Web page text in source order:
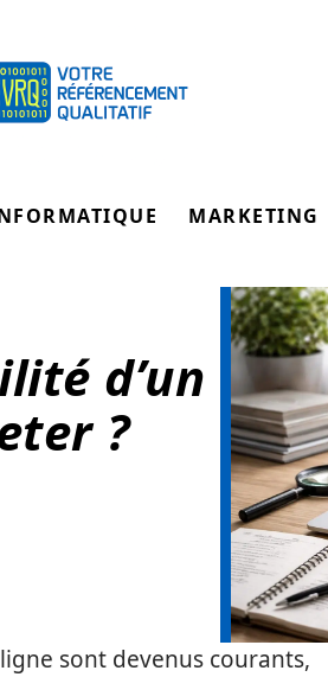
MARKETING
d’un
?
sont devenus courants,